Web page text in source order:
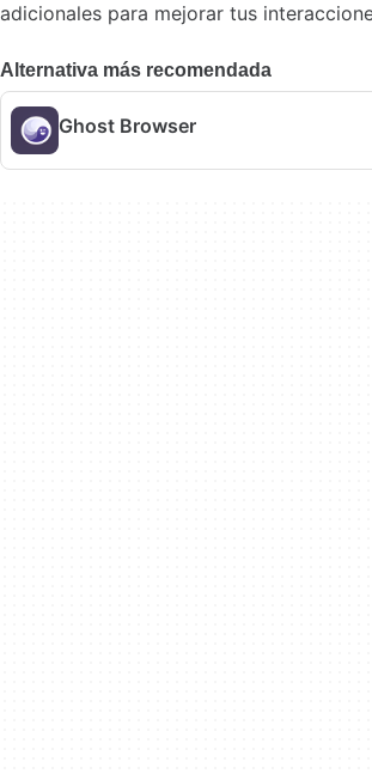
adicionales para mejorar tus
Alternativa más recomendada
Ghost Browser